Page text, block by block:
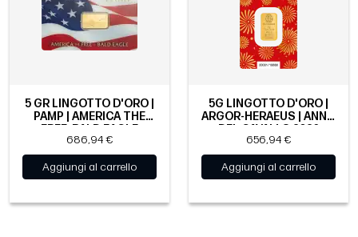
5 GR LINGOTTO D'ORO |
PAMP | AMERICA THE
FREE: BALD EAGLE
686,94 €
Aggiungi al carrello
5G LINGOTTO D'ORO |
ARGOR-HERAEUS | ANNO
DEL CAVALLO 2026
656,94 €
Aggiungi al carrello